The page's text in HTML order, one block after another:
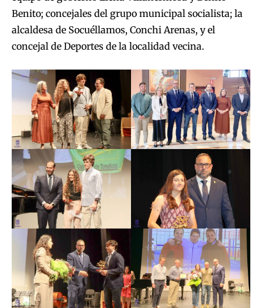
Benito; concejales del grupo municipal socialista; la
alcaldesa de Socuéllamos, Conchi Arenas, y el
concejal de Deportes de la localidad vecina.